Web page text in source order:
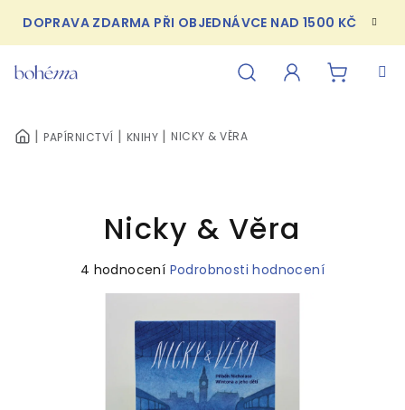
obsah
DOPRAVA ZDARMA PŘI OBJEDNÁVCE NAD 1500 KČ
DOMŮPAPÍRNICTVÍ KNIHY NICKY & VĚRA
Nicky & Věra
Průměrné
hvězdiček.
4 hodnocení Podrobnosti hodnocení